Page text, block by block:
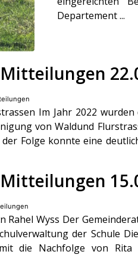
Departement ...
Im Jahr 2022
von Waldund
Folge konnte eine
Rahel Wyss Der
der Schule
die Nachfolge von Rita